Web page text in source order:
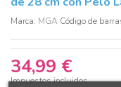
Marca: MGA Código de
34,99 €
Impuestos incluidos